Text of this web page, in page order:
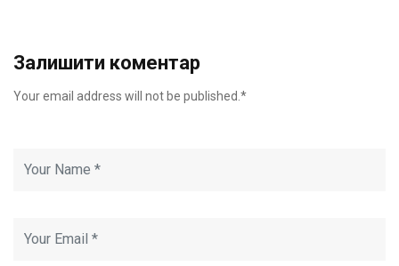
Залишити коментар
Your email address will not be published.*